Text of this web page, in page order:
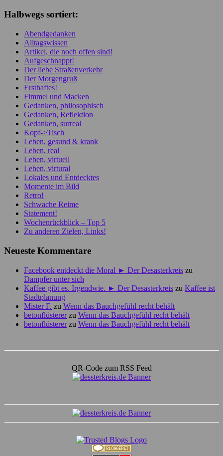
Halbwegs sortiert:
Abendgedanken
Alltagswissen
Artikel, die noch offen sind!
Aufgeschnappt!
Der liebe Straßenverkehr
Der Morgengruß
Ersthaftes!
Fimmel und Macken
Gedanken, philosophisch
Gedanken, Reflektion
Gedanken, surreal
Kopf->Tisch
Leben, gesund & krank
Leben, real
Leben, virtuell
Leben, virtural
Lokales und Entdecktes
Momente im Bild
Retro!
Schwache Reime
Statement!
Wochenrückblick – Top 5
Zu anderen Zielen, Links!
Neueste Kommentare
Facebook entdeckt die Moral ► Der Desasterkreis zu
Dampfer unter sich
Kaffee gibt es. Irgendwie. ► Der Desasterkreis zu Kaffee ist
Stadtplanung
Mister F. zu Wenn das Bauchgefühl recht behält
betonflüstererzu Wenn das Bauchgefühl recht behält
betonflüstererzu Wenn das Bauchgefühl recht behält
QR-Code zum RSS Feed